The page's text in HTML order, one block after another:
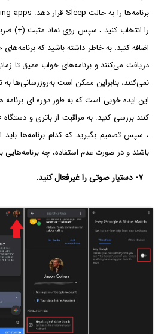
را انتخاب کنید ، سپس روی نماد مثبت (+)
اضافه کنید. به خاطر داشته باشید که
دریافت می‌کنند و برنامه‌های خواب عمیق تا
نمی‌کنند، بنابراین ممکن است به‌روزرسانی‌ها به
این ایده خوبی است که به طور دوره ای برنامه
کنند بررسی کنید. به مراقبت از باتری و
، سپس تصمیم بگیرید که کدام برنامه‌ها باید
باشند و در صورت عدم استفاده، چه
۷- دستیار صوتی را غیرفعال کنید.